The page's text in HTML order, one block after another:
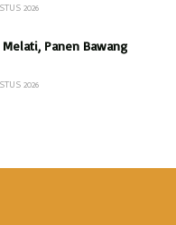
2026
Melati, Panen Bawang
2026